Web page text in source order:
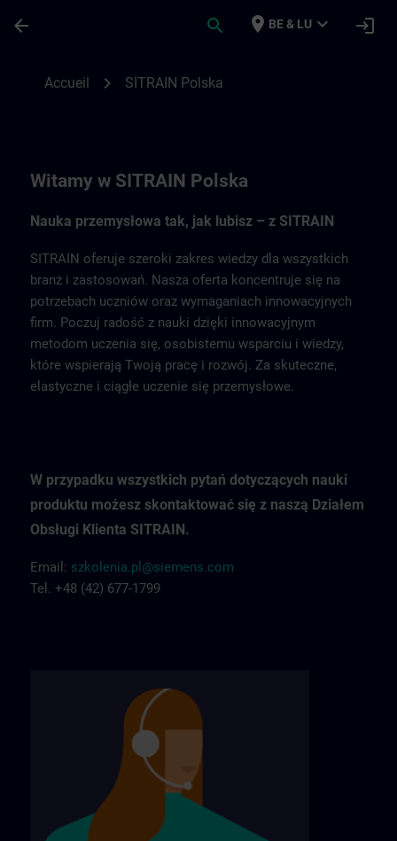
arrow_back search place BE & LU expand_more login
Accueil chevron_right SITRAIN Polska
Witamy w SITRAIN Polska
Nauka przemysłowa tak, jak lubisz – z SITRAIN
SITRAIN oferuje szeroki zakres wiedzy dla wszystkich
branż i zastosowań. Nasza oferta koncentruje się na
potrzebach uczniów oraz wymaganiach innowacyjnych
firm. Poczuj radość z nauki dzięki innowacyjnym
metodom uczenia się, osobistemu wsparciu i wiedzy,
które wspierają Twoją pracę i rozwój. Za skuteczne,
elastyczne i ciągłe uczenie się przemysłowe.
W przypadku wszystkich pytań dotyczących nauki
produktu możesz skontaktować się z naszą Działem
Obsługi Klienta SITRAIN.
Email: szkolenia.pl@siemens.com
Tel. +48 (42) 677-1799